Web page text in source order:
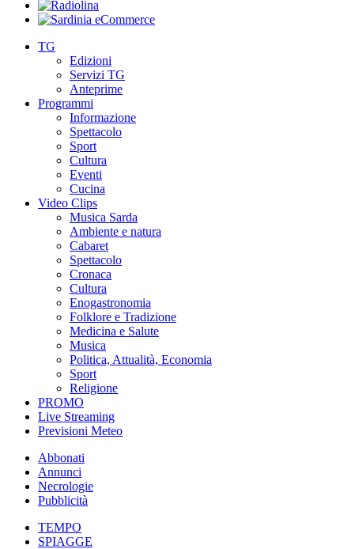
TG
Edizioni
Servizi TG
Anteprime
Programmi
Informazione
Spettacolo
Sport
Cultura
Eventi
Cucina
Video Clips
Musica Sarda
Ambiente e natura
Cabaret
Spettacolo
Cronaca
Cultura
Enogastronomia
Folklore e Tradizione
Medicina e Salute
Musica
Politica, Attualità, Economia
Sport
Religione
PROMO
Live Streaming
Previsioni Meteo
Abbonati
Annunci
Necrologie
Pubblicità
TEMPO
SPIAGGE